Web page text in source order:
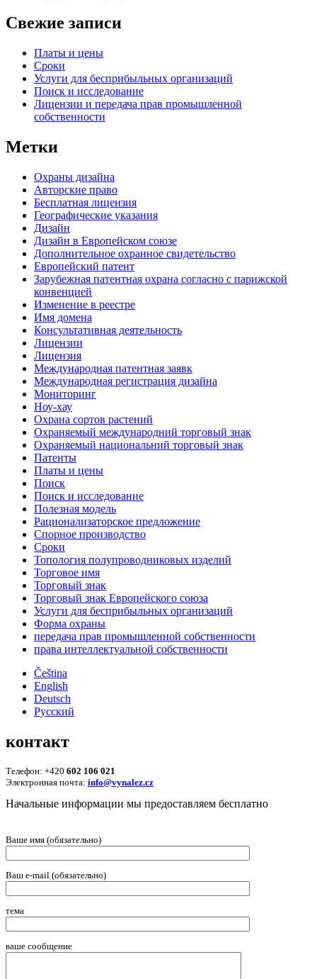
Свежие записи
Платы и цены
Сроки
Услуги для беcприбыльных организаций
Поиск и исследование
Лицензии и передача прав промышленной
собственности
Метки
Oхраны дизайна
Авторские правo
Бесплатная лицензия
Географические указания
Дизайн
Дизайн в Европейском союзе
Дополнительное охранное свидетельство
Европейский патент
Зарубежная патентная охрана согласно с парижской
конвенцией
Изменение в реестре
Имя домена
Консультативная деятельность
Лицензии
Лицензия
Международная патентная заявк
Международная регистрация дизайна
Мониторинг
Ноу-хау
Охрана сортов растений
Охраняемый международний торговый знак
Охраняемый национальний торговый знак
Патенты
Платы и цены
Поиск
Поиск и исследование
Полезная модель
Рационализаторское предложение
Спорное производство
Сроки
Топология полупроводниковых изделий
Торговое имя
Торговый знак
Торговый знак Европейского союза
Услуги для беcприбыльных организаций
Форма охраны
передача прав промышленной собственности
права интеллектуальной собственности
Čeština
English
Deutsch
Русский
контакт
Телефон: +420 602 106 021
Электронная почта: info@vynalez.cz
Начальные информации мы предоставляем беcплатно
Ваше имя (обязательно)
Ваш e-mail (обязательно)
тема
ваше сообщение